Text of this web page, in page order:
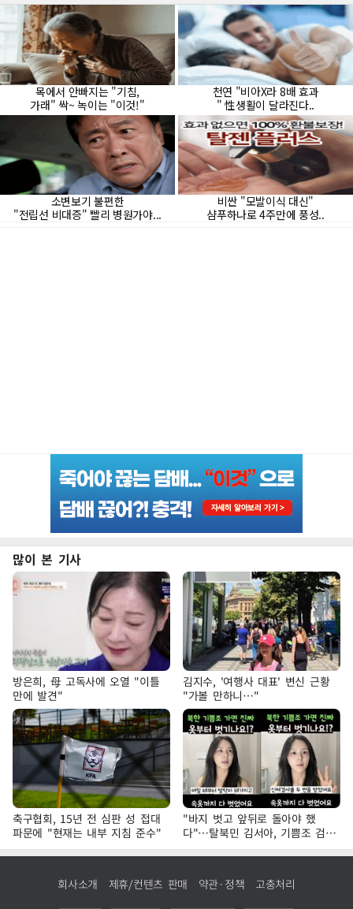
많이 본 기사
방은희, 母 고독사에 오열 "이틀
만에 발견"
김지수, '여행사 대표' 변신 근황
"가볼 만하니…"
축구협회, 15년 전 심판 성 접대
파문에 "현재는 내부 지침 준수"
"바지 벗고 앞뒤로 돌아야 했
다"…탈북민 김서아, 기쁨조 검사
수치심 회상
회사소개 제휴/컨텐츠 판매 약관·정책 고충처리